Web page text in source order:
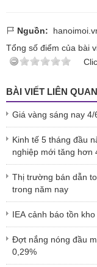
Nguồn:
Tổng số điểm của bài
BÀI VIẾT LIÊN QUAN
Giá vàng sáng nay
Kinh tế 5 tháng đầu
nghiệp mới tăng hơn
Thị trường bán dẫn
trong năm nay
IEA cảnh báo tồn
Đợt nắng nóng đầu
0,29%